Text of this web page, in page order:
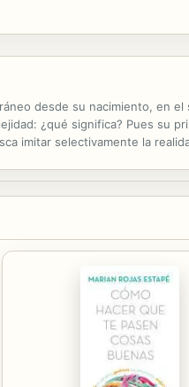
desde su nacimiento, en el
¿qué significa? Pues su
imitar selectivamente la